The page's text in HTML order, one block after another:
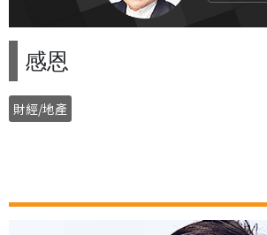
感恩
財經/地產